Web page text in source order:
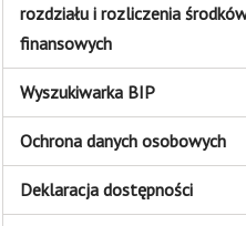
rozdziału i rozliczenia
finansowych
Wyszukiwarka BIP
Ochrona danych osobowych
Deklaracja dostępności